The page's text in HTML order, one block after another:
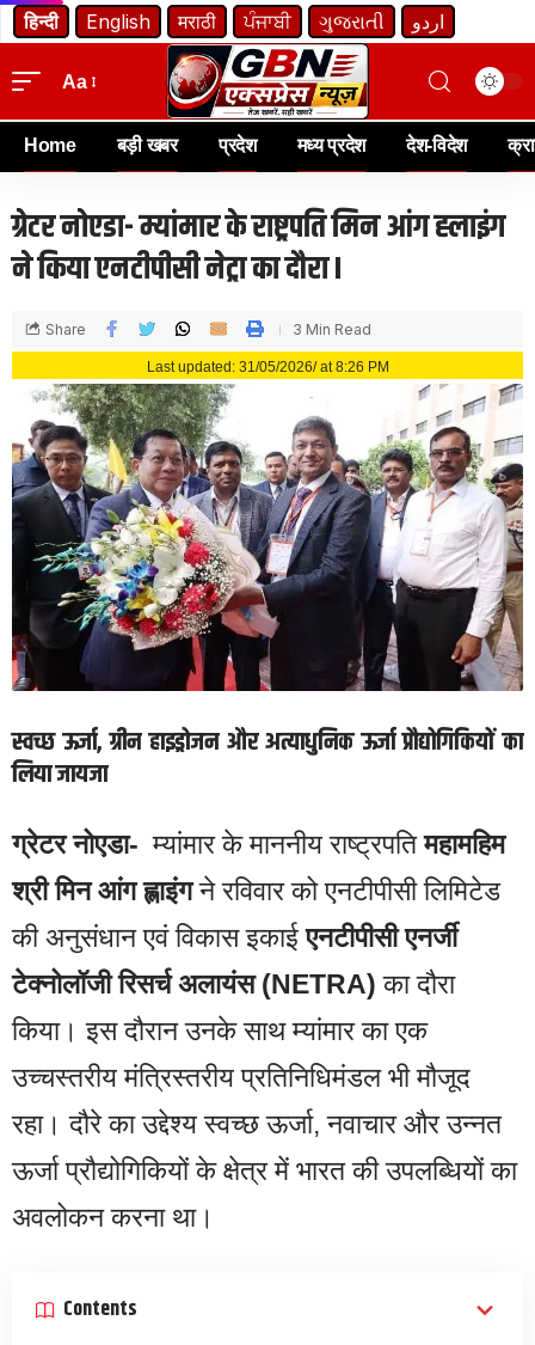
हिन्दी English मराठी ਪੰਜਾਬੀ ગુજરાતી اردو
Aa
Home बड़ी खबर प्रदेश मध्य प्रदेश देश-विदेश
ग्रेटर नोएडा- म्यांमार के राष्ट्रपति मिन आंग ह्लाइंग
ने किया एनटीपीसी नेट्रा का दौरा I
Last updated: 31/05/2026/ at 8:26 PM
Share 3 Min Read
स्वच्छ ऊर्जा, ग्रीन हाइड्रोजन और अत्याधुनिक ऊर्जा प्रौद्योगिकियों का
लिया जायजा
ग्रेटर नोएडा- म्यांमार के माननीय राष्ट्रपतिमहामहिम
श्री मिन आंग ह्लाइंगने रविवार को एनटीपीसी लिमिटेड
की अनुसंधान एवं विकास इकाईएनटीपीसी एनर्जी
टेक्नोलॉजी रिसर्च अलायंस (NETRA) का दौरा
किया। इस दौरान उनके साथ म्यांमार का एक
उच्चस्तरीय मंत्रिस्तरीय प्रतिनिधिमंडल भी मौजूद
रहा। दौरे का उद्देश्य स्वच्छ ऊर्जा, नवाचार और उन्नत
ऊर्जा प्रौद्योगिकियों के क्षेत्र में भारत की उपलब्धियों का
अवलोकन करना था।
Contents